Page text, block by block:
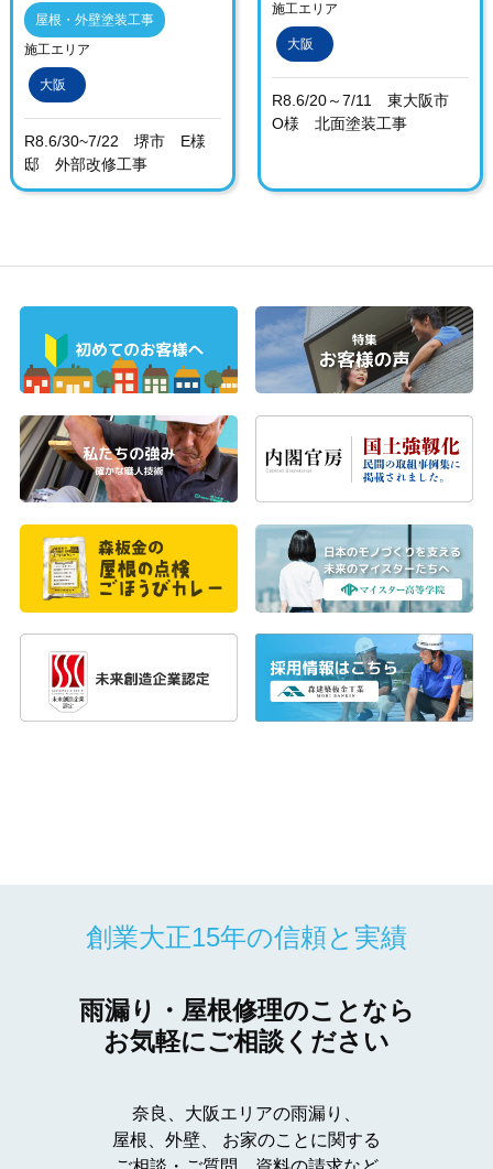
屋根・外壁塗装工事
施工エリア
大阪
R8.6/30~7/22 堺市 E様
邸 外部改修工事
施工エリア
大阪
R8.6/20～7/11 東大阪市
O様 北面塗装工事
創業大正15年の信頼と実績
雨漏り・屋根修理のことなら
お気軽にご相談ください
奈良、大阪エリアの雨漏り、
屋根、外壁、
お家のことに関する